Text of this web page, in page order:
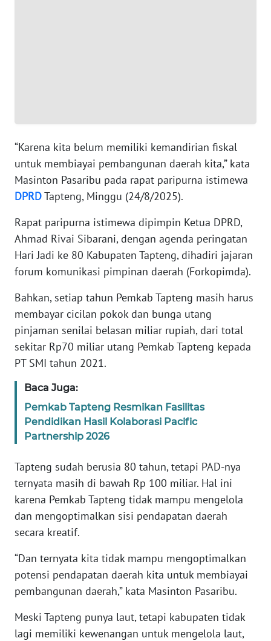
“Karena kita belum memiliki kemandirian fiskal
untuk membiayai pembangunan daerah kita,” kata
Masinton Pasaribu pada rapat paripurna istimewa
DPRDTapteng, Minggu (24/8/2025).
Rapat paripurna istimewa dipimpin Ketua DPRD,
Ahmad Rivai Sibarani, dengan agenda peringatan
Hari Jadi ke 80 Kabupaten Tapteng, dihadiri jajaran
forum komunikasi pimpinan daerah (Forkopimda).
Bahkan, setiap tahun Pemkab Tapteng masih harus
membayar cicilan pokok dan bunga utang
pinjaman senilai belasan miliar rupiah, dari total
sekitar Rp70 miliar utang Pemkab Tapteng kepada
PT SMI tahun 2021.
Baca Juga:
Pemkab Tapteng Resmikan Fasilitas
Pendidikan Hasil Kolaborasi Pacific
Partnership 2026
Tapteng sudah berusia 80 tahun, tetapi PAD-nya
ternyata masih di bawah Rp 100 miliar. Hal ini
karena Pemkab Tapteng tidak mampu mengelola
dan mengoptimalkan sisi pendapatan daerah
secara kreatif.
“Dan ternyata kita tidak mampu mengoptimalkan
potensi pendapatan daerah kita untuk membiayai
pembangunan daerah,” kata Masinton Pasaribu.
Meski Tapteng punya laut, tetapi kabupaten tidak
lagi memiliki kewenangan untuk mengelola laut,
PAPUA
WN
PAPUA
WN
RIAU
SERAMBI
WN
JAMBI
SULTRA
WN
NTB
WN
SULTENG
SULBAR
BABEL
WN